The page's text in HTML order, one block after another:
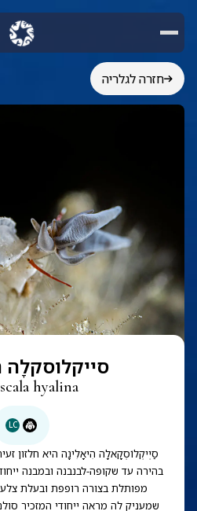
חזרה לגלריה
סייקלוסקלָה
hyalina
LC
סַיְיקְלוֹסְקָאלָה הִיאָלִינָה היא חלזון
בהירה עד שקופה-לבנבנה ובמבנה
מפותלת בצורה רופפת ובעלת
שמעניק לה מראה ייחודי המזכיר